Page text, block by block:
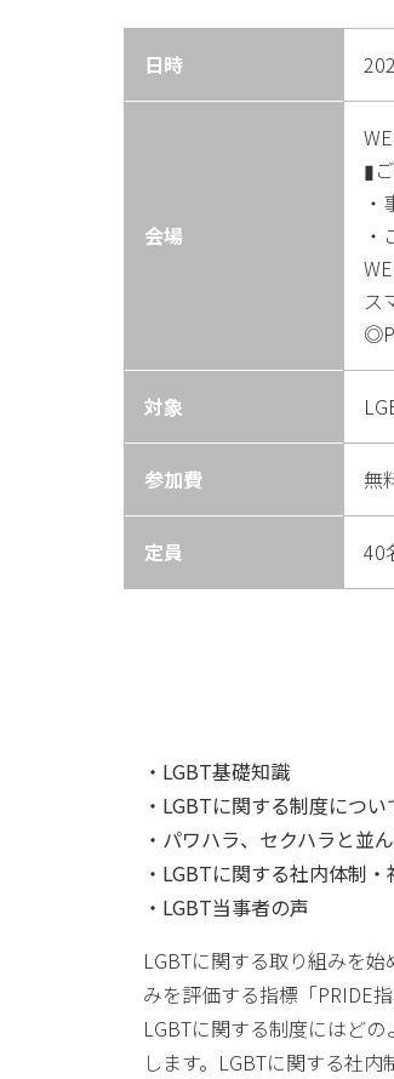
日時
会場
▮
ス
対象
参加費 無
定員 40
・LGBT基礎知識
・LGBTに関する制度につ
・パワハラ、セクハラと並
・LGBTに関する社内体制
・LGBT当事者の声
LGBTに関する取り組みを
みを評価する指標「PRIDE
LGBTに関する制度にはど
します。LGBTに関する社